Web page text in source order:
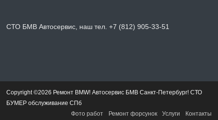
СТО БМВ Автосервис, наш тел. +7 (812) 905-33-51
Copyright ©2026 Ремонт BMW! Автосервис БМВ Санкт-Петербург! СТО
БУМЕР обслуживание СПб
Фото работ
Ремонт форсунок Услуги Контакты